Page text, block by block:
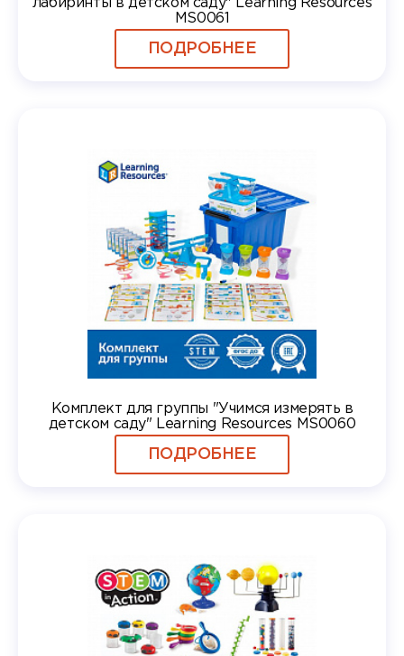
лабиринты в детском саду" Learning Resources
MS0061
ПОДРОБНЕЕ
Комплект для группы "Учимся измерять в
детском саду" Learning Resources MS0060
ПОДРОБНЕЕ